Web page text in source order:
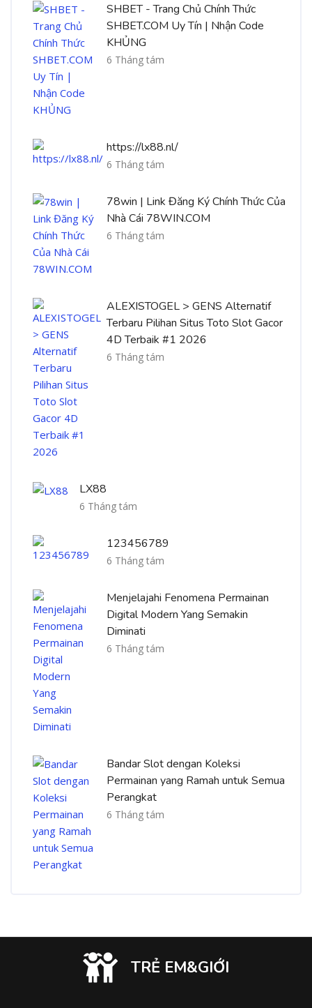
SHBET - Trang Chủ Chính Thức
SHBET.COM Uy Tín | Nhận Code
KHỦNG
6 Tháng tám
https://lx88.nl/
6 Tháng tám
78win | Link Đăng Ký Chính Thức Của
Nhà Cái 78WIN.COM
6 Tháng tám
ALEXISTOGEL > GENS Alternatif
Terbaru Pilihan Situs Toto Slot Gacor
4D Terbaik #1 2026
6 Tháng tám
LX88
6 Tháng tám
123456789
6 Tháng tám
Menjelajahi Fenomena Permainan
Digital Modern Yang Semakin
Diminati
6 Tháng tám
Bandar Slot dengan Koleksi
Permainan yang Ramah untuk Semua
Perangkat
6 Tháng tám
TRẺ EM&GIỚI